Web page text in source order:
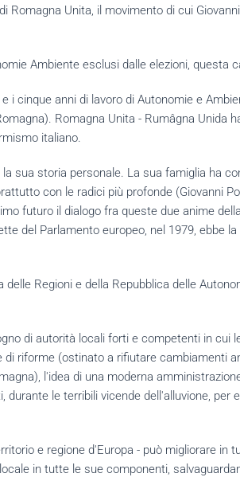
Unita, il movimento di cui
Ambiente esclusi dalle elezioni, questa
cinque anni di lavoro di Autonomie e
Romagna Unita - Rumâgna
italiano.
sua storia personale. La sua famiglia ha
con le radici più profonde (Giovanni
futuro il dialogo fra queste due anime
del Parlamento europeo, nel 1979, ebbe
Regioni e della Repubblica delle
di autorità locali forti e competenti in
riforme (ostinato a rifiutare cambiamenti
l'idea di una moderna
le terribili vicende dell'alluvione,
e regione d'Europa - può migliorare in
in tutte le sue componenti,